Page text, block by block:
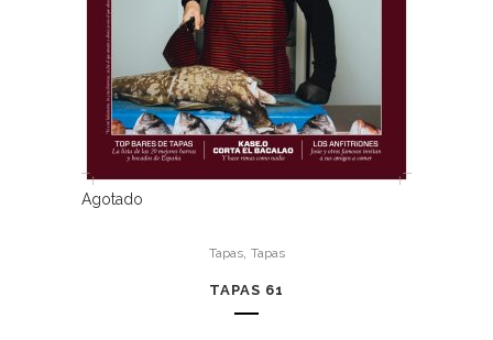
Agotado
Tapas, Tapas
TAPAS 61